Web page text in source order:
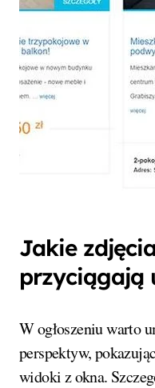
Jakie
przyciągają
W ogłoszeniu warto
perspektyw,
widoki z okna.